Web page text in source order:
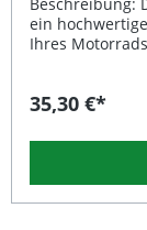
Beschreibung:
ein
Ihres
Durch die
ferngehalten
Lebensdauer
gewährleistet. Komplettes Set mit Lagern und Dichtungen
für eine einfache Montage
35,30 €*